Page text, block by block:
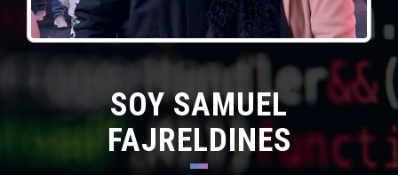
SOY SAMUEL
FAJRELDINES